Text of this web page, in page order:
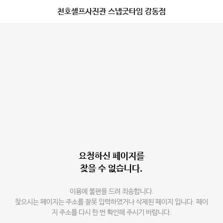
천호셀프사진관 스냅굿타임 강동점
요청하신 페이지를
찾을 수 없습니다.
이용에 불편을 드려 죄송합니다.
찾으시는 페이지는 주소를 잘못 입력하였거나 삭제된 페이지 입니다. 페이
지 주소를 다시 한 번 확인해 주시기 바랍니다.